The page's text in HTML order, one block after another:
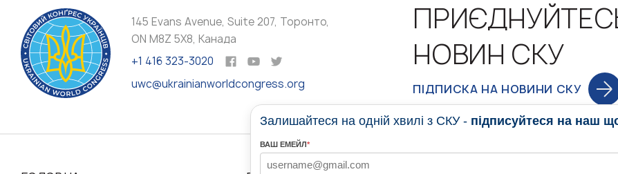
145 Evans Avenue, Suite 207, Торонто,
ON M8Z 5X8, Канада
+1 416 323-3020
uwc@ukrainianworldcongress.org
НОВИН СКУ
ПІДПИСКА НА НОВИНИ СКУ
Залишайтеся на одній хвилі з СКУ - підписуйтеся на наш
ВАШ ЕМЕЙЛ*